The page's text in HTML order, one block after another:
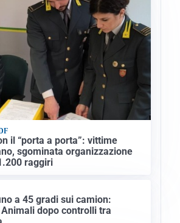
il “porta a porta”: vittime
sgominata organizzazione
raggiri
a 45 gradi sui camion:
Animali dopo controlli tra